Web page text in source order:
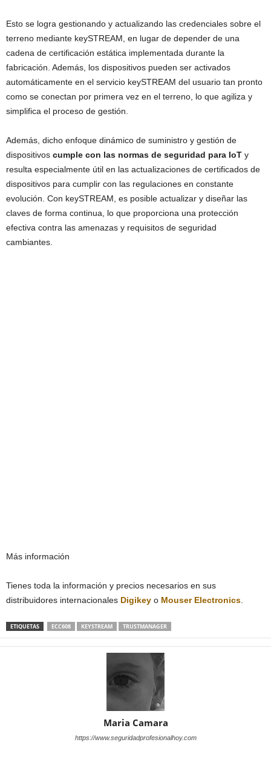
Esto se logra gestionando y actualizando las credenciales sobre el
terreno mediante keySTREAM, en lugar de depender de una
cadena de certificación estática implementada durante la
fabricación. Además, los dispositivos pueden ser activados
automáticamente en el servicio keySTREAM del usuario tan pronto
como se conectan por primera vez en el terreno, lo que agiliza y
simplifica el proceso de gestión.
Además, dicho enfoque dinámico de suministro y gestión de
dispositivos cumple con las normas de seguridad para IoT y
resulta especialmente útil en las actualizaciones de certificados de
dispositivos para cumplir con las regulaciones en constante
evolución. Con keySTREAM, es posible actualizar y diseñar las
claves de forma continua, lo que proporciona una protección
efectiva contra las amenazas y requisitos de seguridad
cambiantes.
Más información
Tienes toda la información y precios necesarios en sus
distribuidores internacionales Digikey o Mouser Electronics
ETIQUETAS ECC608 KEYSTREAM TRUSTMANAGER
Maria Camara
https://www.seguridadprofesionalhoy.com